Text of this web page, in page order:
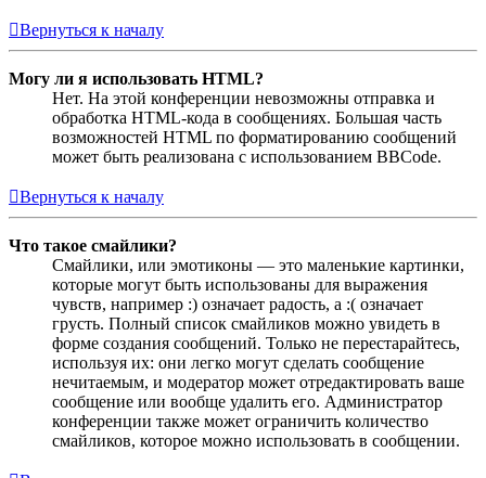
Вернуться к началу
Могу ли я использовать HTML?
Нет. На этой конференции невозможны отправка и
обработка HTML-кода в сообщениях. Большая часть
возможностей HTML по форматированию сообщений
может быть реализована с использованием BBCode.
Вернуться к началу
Что такое смайлики?
Смайлики, или эмотиконы — это маленькие картинки,
которые могут быть использованы для выражения
чувств, например :) означает радость, а :( означает
грусть. Полный список смайликов можно увидеть в
форме создания сообщений. Только не перестарайтесь,
используя их: они легко могут сделать сообщение
нечитаемым, и модератор может отредактировать ваше
сообщение или вообще удалить его. Администратор
конференции также может ограничить количество
смайликов, которое можно использовать в сообщении.